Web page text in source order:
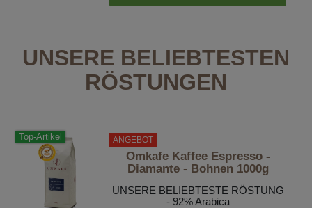
UNSERE BELIEBTESTEN
RÖSTUNGEN
Top-Artikel ANGEBOT
Omkafe Kaffee Espresso -
Diamante - Bohnen 1000g
UNSERE BELIEBTESTE RÖSTUNG
- 92% Arabica